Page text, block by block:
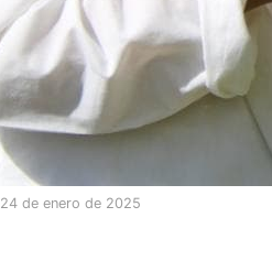
24 de enero de 2025